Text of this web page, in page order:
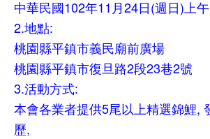
中華民國102年11月24日(週日)上
2.地點:
桃園縣平鎮市義民廟前廣場
桃園縣平鎮市復旦路2段23巷2號
3.活動方式:
本會各業者提供5尾以上精選錦鯉,
歷,